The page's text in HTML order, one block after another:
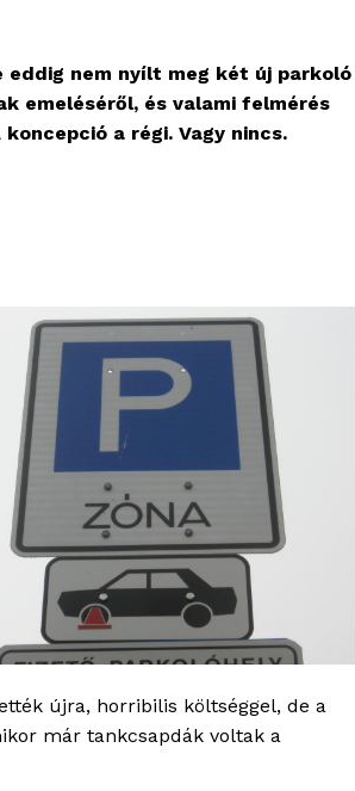
nem nyílt meg két új parkoló
emeléséről, és valami felmérés
a régi. Vagy nincs.
újra, horribilis költséggel, de a
már tankcsapdák voltak a